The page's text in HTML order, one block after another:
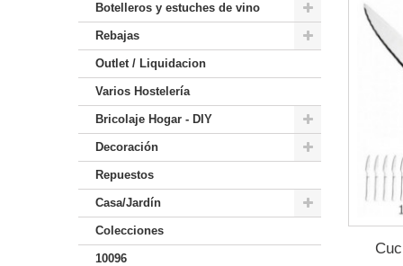
Botelleros y estuches de vino
Rebajas
Outlet / Liquidacion
Varios Hostelería
Bricolaje Hogar - DIY
Decoración
Repuestos
Casa/Jardín
Colecciones
10096